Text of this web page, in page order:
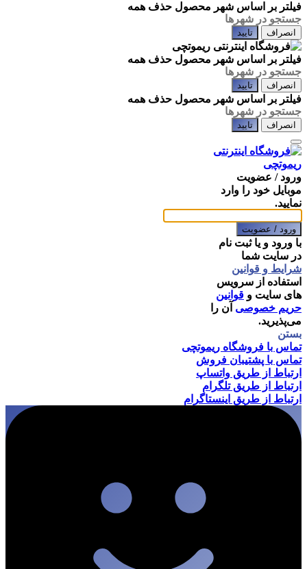
فیلتر بر اساس شهر محصول حذف همه
انصراف تایید
فیلتر بر اساس شهر محصول حذف همه
انصراف تایید
فیلتر بر اساس شهر محصول حذف همه
انصراف تایید
ورود / عضویت
موبایل خود را وارد
نمایید.
ورود / عضویت
با ورود و یا ثبت نام
در سایت شما
شرایط و قوانین
استفاده از سرویس
های سایت و قوانین
حریم خصوصی آن را
می‌پذیرید.
بستن
تماس با فروشگاه ریموتچی
تماس با پشتیبان فروش
ارتباط از طریق واتساپ
ارتباط از طریق تلگرام
ارتباط از طریق اینستاگرام